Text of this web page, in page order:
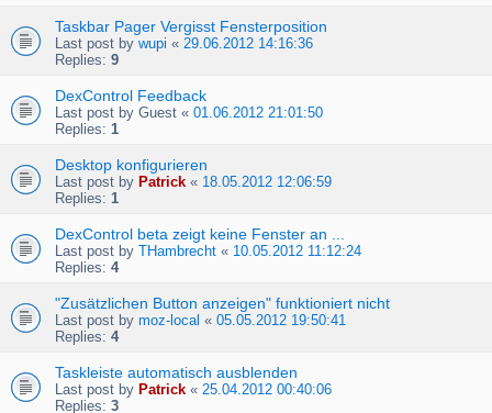
Taskbar Pager Vergisst Fensterposition
Last post by wupi « 29.06.2012 14:16:36
Replies: 9
DexControl Feedback
Last post by Guest « 01.06.2012 21:01:50
Replies: 1
Desktop konfigurieren
Last post by Patrick « 18.05.2012 12:06:59
Replies: 1
DexControl beta zeigt keine Fenster an ...
Last post by THambrecht « 10.05.2012 11:12:24
Replies: 4
"Zusätzlichen Button anzeigen" funktioniert nicht
Last post by moz-local « 05.05.2012 19:50:41
Replies: 4
Taskleiste automatisch ausblenden
Last post by Patrick « 25.04.2012 00:40:06
Replies: 3